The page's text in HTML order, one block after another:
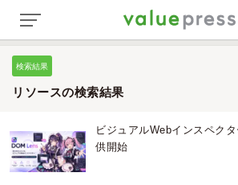
検索結果
リソースの検索結果
ビジュアルWebインスペク
供開始